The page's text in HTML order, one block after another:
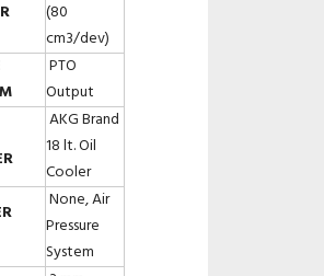
(80
cm3/dev)
PTO
Output
AKG Brand
18 lt. Oil
Cooler
None, Air
Pressure
System